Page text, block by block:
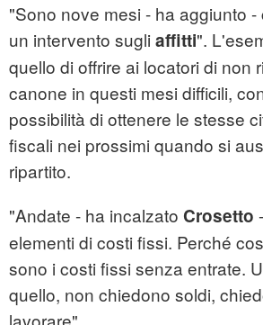
"Sono nove mesi - ha aggiunto -
un intervento sugli affitti".
quello di offrire ai locatori di non
canone in questi mesi difficili,
possibilità di ottenere le stesse
fiscali nei prossimi quando si
ripartito.
"Andate - ha incalzato Crosetto
elementi di costi fissi. Perché
sono i costi fissi senza entrate.
quello, non chiedono soldi,